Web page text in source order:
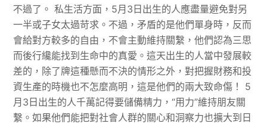
不過了。 私生活方面，5月3日出生的人應盡量避免對另
一半或子女太過苛求。不過，矛盾的是他們單身時，反而
會給對方較多的自由，不會主動維持關繫，他們認為三思
而後行纔能找到生命中的真愛。這天出生的人當中發展較
差的，除了牌這種懸而不決的情形之外，對把握財務和投
資生產的時機也不怎麼高明，這是他們的兩大致命傷！ 5
月3日出生的人千萬記得要儲備精力，“用力”維持朋友關
繫。如果他們能把對社會人群的關心和洞察力也擴大到日